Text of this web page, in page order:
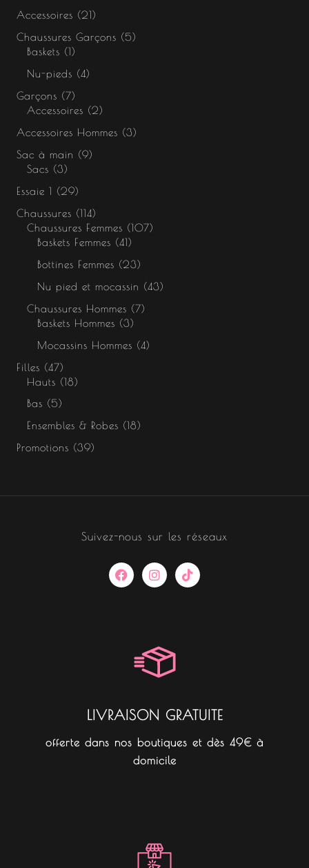
Accessoires
21
Chaussures Garçons
5
Baskets
1
Nu-pieds
4
Garçons
7
Accessoires
2
Accessoires Hommes
3
Sac à main
9
Sacs
3
Essaie 1
29
Chaussures
114
Chaussures Femmes
107
Baskets Femmes
41
Bottines Femmes
23
Nu pied et mocassin
43
Chaussures Hommes
7
Baskets Hommes
3
Mocassins Hommes
4
Filles
47
Hauts
18
Bas
5
Ensembles & Robes
18
Promotions
39
Suivez-nous sur les réseaux
F
a
c
I
n
s
a
m
T
i
k
LIVRAISON GRATUITE
offerte dans nos boutiques et dès 49€ à
domicile